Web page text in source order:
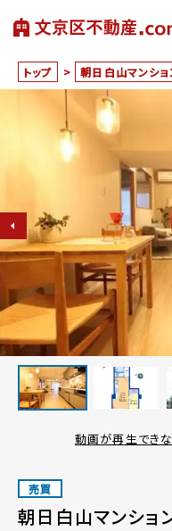
トップ > 朝日白山マンショ
動画が再生でき
売買
朝日白山マンショ